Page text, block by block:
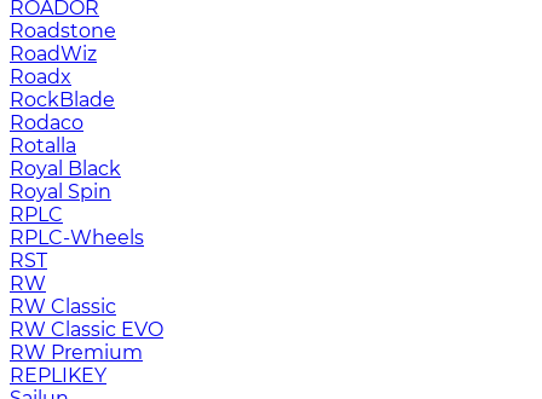
ROADOR
Roadstone
RoadWiz
Roadx
RockBlade
Rodaco
Rotalla
Royal Black
Royal Spin
RPLC
RPLC-Wheels
RST
RW
RW Classic
RW Classic EVO
RW Premium
RЕPLIKEY